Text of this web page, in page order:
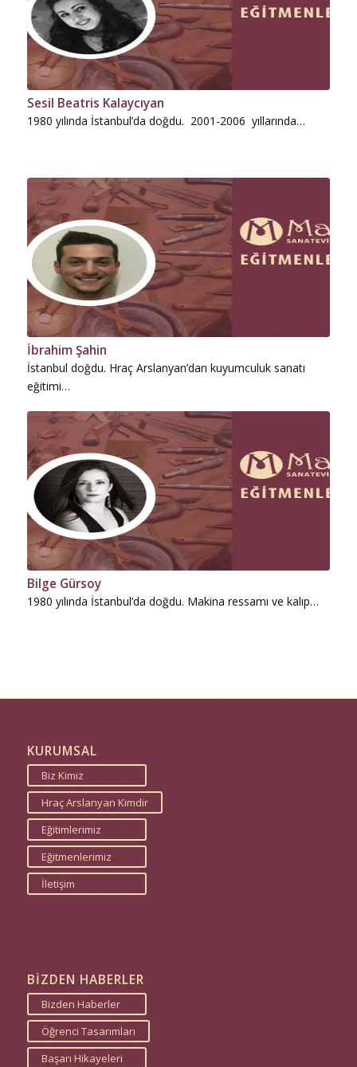
Sesil Beatris Kalaycıyan
1980 yılında İstanbul’da doğdu. 2001-2006 yıllarında…
İbrahim Şahin
İstanbul doğdu. Hraç Arslanyan’dan kuyumculuk sanatı
eğitimi…
Bilge Gürsoy
1980 yılında İstanbul’da doğdu. Makina ressamı ve kalıp…
KURUMSAL
Biz Kimiz
Hraç Arslanyan Kimdir
Eğitimlerimiz
Eğitmenlerimiz
İletişim
BİZDEN HABERLER
Bizden Haberler
Öğrenci Tasarımları
Başarı Hikayeleri